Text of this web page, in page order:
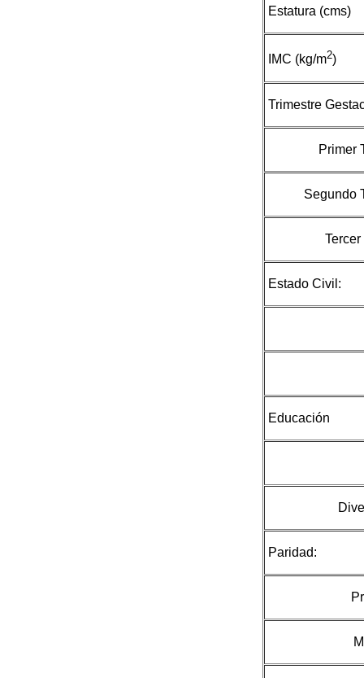
Estatura (cms)
IMC (kg/m2)
Trimestre
Primer
Segundo
Estado Civil:
Educación
Paridad: